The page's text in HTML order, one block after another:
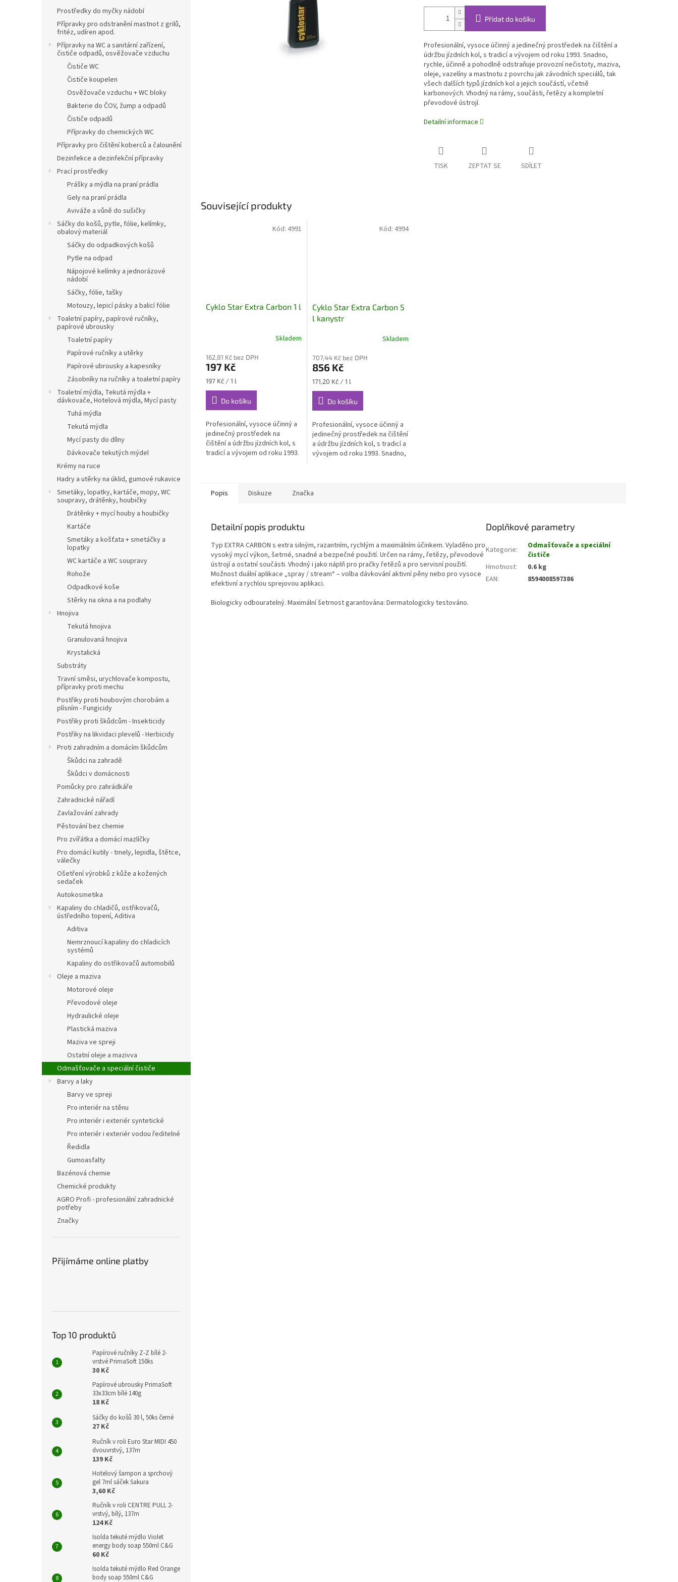
Prostředky do myčky nádobí
Přípravky pro odstranění mastnot z grilů,
fritéz, udíren apod.
Přípravky na WC a sanitární zařízení,
čističe odpadů, osvěžovače vzduchu
Čističe WC
Čističe koupelen
Osvěžovače vzduchu + WC bloky
Bakterie do ČOV, žump a odpadů
Čističe odpadů
Přípravky do chemických WC
Přípravky pro čištění koberců a čalounění
Dezinfekce a dezinfekční přípravky
Prací prostředky
Prášky a mýdla na praní prádla
Gely na praní prádla
Aviváže a vůně do sušičky
Sáčky do košů, pytle, fólie, kelímky,
obalový materiál
Sáčky do odpadkových košů
Pytle na odpad
Nápojové kelímky a jednorázové
nádobí
Sáčky, fólie, tašky
Motouzy, lepicí pásky a balicí fólie
Toaletní papíry, papírové ručníky,
papírové ubrousky
Toaletní papíry
Papírové ručníky a utěrky
Papírové ubrousky a kapesníky
Zásobníky na ručníky a toaletní papíry
Toaletní mýdla, Tekutá mýdla +
dávkovače, Hotelová mýdla, Mycí pasty
Tuhá mýdla
Tekutá mýdla
Mycí pasty do dílny
Dávkovače tekutých mýdel
Krémy na ruce
Hadry a utěrky na úklid, gumové rukavice
Smetáky, lopatky, kartáče, mopy, WC
soupravy, drátěnky, houbičky
Drátěnky + mycí houby a houbičky
Kartáče
Smetáky a košťata + smetáčky a
lopatky
WC kartáče a WC soupravy
Rohože
Odpadkové koše
Stěrky na okna a na podlahy
Hnojiva
Tekutá hnojiva
Granulovaná hnojiva
Krystalická
Substráty
Travní směsi, urychlovače kompostu,
přípravky proti mechu
Postřiky proti houbovým chorobám a
plísním - Fungicidy
Postřiky proti škůdcům - Insekticidy
Postřiky na likvidaci plevelů - Herbicidy
Proti zahradním a domácím škůdcům
Škůdci na zahradě
Škůdci v domácnosti
Pomůcky pro zahrádkáře
Zahradnické nářadí
Zavlažování zahrady
Pěstování bez chemie
Pro zvířátka a domácí mazlíčky
Pro domácí kutily - tmely, lepidla, štětce,
válečky
Ošetření výrobků z kůže a kožených
sedaček
Autokosmetika
Kapaliny do chladičů, ostřikovačů,
ústředního topení, Aditiva
Aditiva
Nemrznoucí kapaliny do chladicích
systémů
Kapaliny do ostřikovačů automobilů
Oleje a maziva
Motorové oleje
Převodové oleje
Hydraulické oleje
Plastická maziva
Maziva ve spreji
Ostatní oleje a mazivva
Odmašťovače a speciální čističe
Barvy a laky
Barvy ve spreji
Pro interiér na stěnu
Pro interiér i exteriér syntetické
Pro interiér i exteriér vodou ředitelné
Ředidla
Gumoasfalty
Bazénová chemie
Chemické produkty
AGRO Profi - profesionální zahradnické
potřeby
Značky
Přijímáme online platby
Top 10 produktů
Papírové ručníky Z-Z bílé 2-
vrstvé PrimaSoft 150ks
30 Kč
Papírové ubrousky PrimaSoft
33x33cm bílé 140g
18 Kč
Sáčky do košů 30 l, 50ks černé
27 Kč
Ručník v roli Euro Star MIDI 450
dvouvrstvý, 137m
139 Kč
Hotelový šampon a sprchový
gel 7ml sáček Sakura
3,60 Kč
Ručník v roli CENTRE PULL 2-
vrstvý, bílý, 137m
124 Kč
Isolda tekuté mýdlo Violet
energy body soap 550ml C&G
60 Kč
Isolda tekuté mýdlo Red Orange
body soap 550ml C&G
Přidat do košíku
Profesionální, vysoce účinný a jedinečný prostředek na čištění a
údržbu jízdních kol, s tradicí a vývojem od roku 1993. Snadno,
rychle, účinně a pohodlně odstraňuje provozní nečistoty, maziva,
oleje, vazelíny a mastnotu z povrchu jak závodních speciálů, tak
všech dalších typů jízdních kol a jejich součástí, včetně
karbonových. Vhodný na rámy, součásti, řetězy a kompletní
převodové ústrojí.
Detailní informace
TISK ZEPTAT SE SDÍLET
Související produkty
Cyklo Star Extra Carbon 1 l
Skladem
162,81 Kč bez DPH
197 Kč
Měrná
cena:
197 Kč / 1 l
Do košíku
Profesionální, vysoce účinný a
jedinečný prostředek na
čištění a údržbu jízdních kol, s
tradicí a vývojem od roku 1993.
vazelíny a mastnotu z povrchu
karbonových. Vhodný na rámy,
převodové ústrojí.
Kód: 4991
Cyklo Star Extra Carbon 5
l kanystr
Skladem
707,44 Kč bez DPH
856 Kč
Měrná
cena:
171,20 Kč / 1 l
Do košíku
Profesionální, vysoce účinný a
jedinečný prostředek na čištění
a údržbu jízdních kol, s tradicí a
vývojem od roku 1993. Snadno,
mastnotu z povrchu jak
řetězy a kompletní převodové
ústrojí.
Kód: 4994
Popis Diskuze Značka
Detailní popis produktu
Typ EXTRA CARBON s extra silným, razantním, rychlým a maximálním účinkem. Vyladěno pro
vysoký mycí výkon, šetrné, snadné a bezpečné použití. Určen na rámy, řetězy, převodové
ústrojí a ostatní součásti. Vhodný i jako náplň pro pračky řetězů a pro servisní použití.
Možnost duální aplikace „spray / stream“ – volba dávkování aktivní pěny nebo pro vysoce
efektivní a rychlou sprejovou aplikaci.
Biologicky odbouratelný. Maximální šetrnost garantována: Dermatologicky testováno.
Doplňkové parametry
Kategorie:
Odmašťovače a speciální
čističe
Hmotnost:
0.6 kg
EAN: 8594008597386